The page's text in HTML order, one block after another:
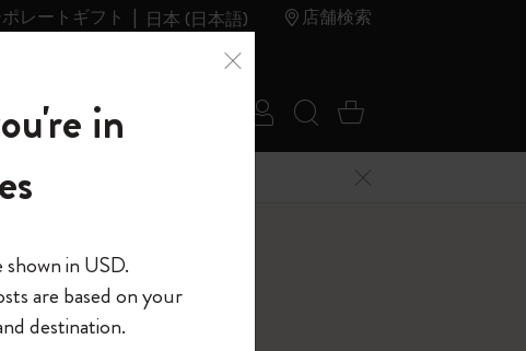
レートギフト 日本 (日本語) 店舗検索
ール
ログイン
へようこそ
検索 (キーワード
カート 0 アイ
メニューを閉じる
界へようこそ
in
in USD.
are based on your
destination.